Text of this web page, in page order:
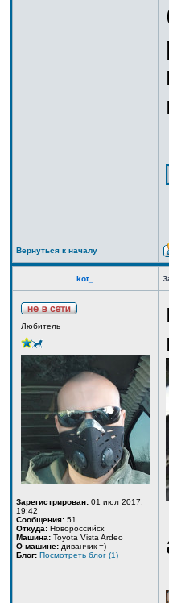
Вернуться к началу
kot_
Любитель
Зарегистрирован: 01 июл 2017,
19:42
Сообщения: 51
Откуда: Новороссийск
Машина: Toyota Vista Ardeo
О машине: диванчик =)
Блог: Посмотреть блог (1)